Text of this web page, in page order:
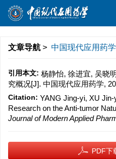
文章导航 > 中国现代应用药学
引用本文: 杨静怡, 徐进宜, 吴晓
究概况[J]. 中国现代应用药学,
Citation: YANG Jing-yi, XU
Research on the Anti-tumor
Journal of Modern Applied
PDF下